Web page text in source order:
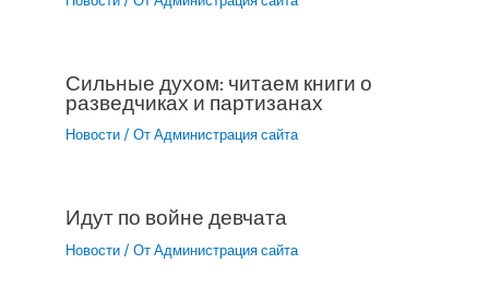
Сильные духом: читаем книги о
разведчиках и партизанах
Новости / От Администрация сайта
Идут по войне девчата
Новости / От Администрация сайта